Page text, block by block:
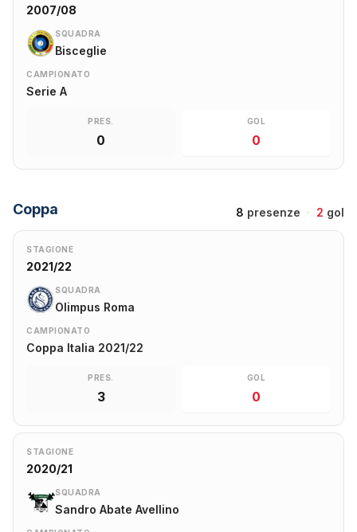
2007/08
SQUADRA
Bisceglie
CAMPIONATO
Serie A
PRES.
0
GOL
0
Coppa 8 presenze · 2 gol
STAGIONE
2021/22
SQUADRA
Olimpus Roma
CAMPIONATO
Coppa Italia 2021/22
PRES.
3
GOL
0
STAGIONE
2020/21
SQUADRA
Sandro Abate Avellino